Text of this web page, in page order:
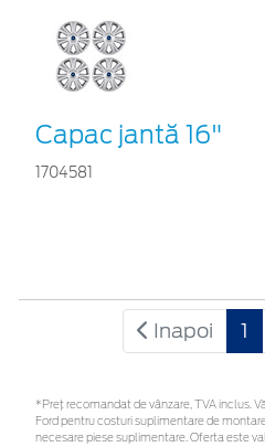
Capac jantă 16"
1704581
Inapoi 1
*Preţ recomandat de vânzare, TVA inclus.
Ford pentru costuri suplimentare de
necesare piese suplimentare. Oferta este